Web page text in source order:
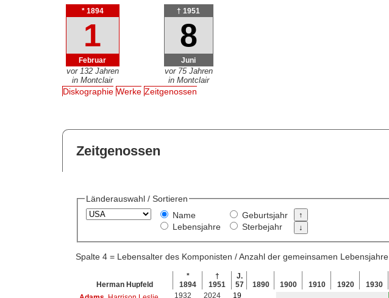
* 1894
1
Februar
vor 132 Jahren
in Montclair
† 1951
8
Juni
vor 75 Jahren
in Montclair
Diskographie Werke Zeitgenossen
Zeitgenossen
Länderauswahl / Sortieren
Name
Lebensjahre
Geburtsjahr
Sterbejahr
Spalte 4 = Lebensalter des Komponisten / Anzahl der gemeinsamen Lebensjahre
Herman Hupfeld
*
1894
†
1951
J.
57
1890 1900 1910 1920 1930
1932 2024
19